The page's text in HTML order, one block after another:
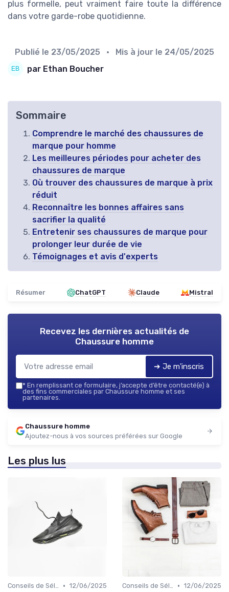
plus formelle, peut vraiment faire toute la différence
dans votre garde-robe quotidienne.
Publié le 23/05/2025 • Mis à jour le 24/05/2025
par Ethan Boucher
Sommaire
Comprendre le marché des chaussures de
marque pour homme
Les meilleures périodes pour acheter des
chaussures de marque
Où trouver des chaussures de marque à prix
réduit
Reconnaître les bonnes affaires sans
sacrifier la qualité
Entretenir ses chaussures de marque pour
prolonger leur durée de vie
Témoignages et avis d'experts
Résumer ChatGPT Claude Mistral
Recevez les dernières actualités de
Chaussure homme
➔ Je m'inscris
* En remplissant ce formulaire, j’accepte d’être contacté(e) à
des fins commerciales par Chaussure homme et ses
partenaires.
Chaussure homme
Ajoutez-nous à vos sources préférées sur Google
Les plus lus
Conseils de Sélection • 12/06/2025 Conseils de Sélection • 12/06/2025